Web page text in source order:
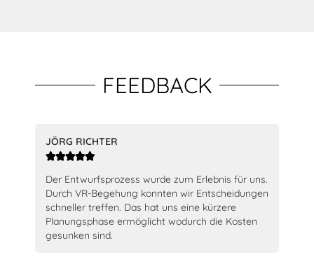
FEEDBACK
JÖRG RICHTER

Der Entwurfsprozess wurde zum Erlebnis für uns.
Durch VR-Begehung konnten wir Entscheidungen
schneller treffen. Das hat uns eine kürzere
Planungsphase ermöglicht wodurch die Kosten
gesunken sind.